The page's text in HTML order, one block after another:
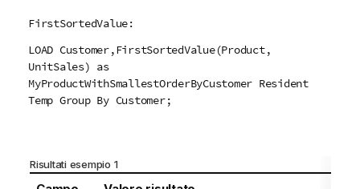
FirstSortedValue:
LOAD Customer,FirstSortedValue(Product,
UnitSales) as
MyProductWithSmallestOrderByCustomer Resident
Temp Group By Customer;
Risultati esempio 1